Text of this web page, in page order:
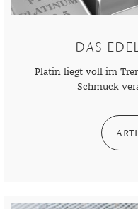
DAS
Platin liegt voll im
Schmuck